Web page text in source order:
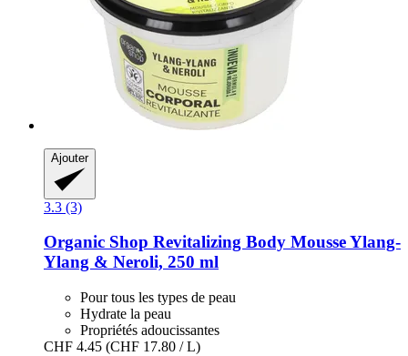
Ajouter
3.3 (3)
Organic Shop Revitalizing Body Mousse Ylang-​
Ylang & Neroli, 250 ml
Pour tous les types de peau
Hydrate la peau
Propriétés adoucissantes
CHF 4.45 (CHF 17.80 / L)